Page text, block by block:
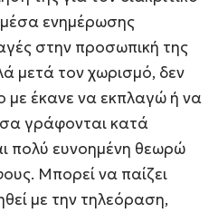
ενημέρωσης
στην προσωπική της
μετά τον χωρισμό, δεν
με έκανε να εκπλαγώ ή να
γράφονται κατά
πολύ ευνοημένη θεωρώ
Μπορεί να παίζει
με την τηλεόραση,